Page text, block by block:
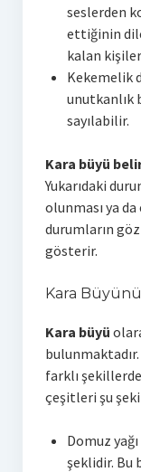
seslerden
ettiğinin
kalan
Kekemelik
unutkanlık
sayılabilir.
Kara büyü
Yukarıdaki
olunması ya
durumların
gösterir.
Kara
Kara büyü
farklı
çeşitleri şu
Domuz
şeklidir. Bu